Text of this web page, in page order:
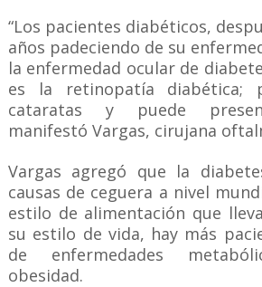
“Los pacientes diabéticos,
años padeciendo de su
la enfermedad ocular de
es la retinopatía diabética;
cataratas y puede
manifestó Vargas, cirujana
Vargas agregó que la
causas de ceguera a nivel
estilo de alimentación que
su estilo de vida, hay más
de enfermedades
obesidad.